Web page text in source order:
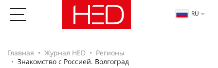
RU
Главная Журнал HED
Регионы
Знакомство с Россией. Волгоград